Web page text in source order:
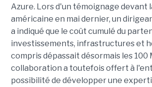
Azure. Lors d'un témoignage devant
américaine en mai dernier, un
a indiqué que le coût cumulé du
investissements, infrastructures et
compris dépassait désormais les 100
collaboration a toutefois offert à
possibilité de développer une